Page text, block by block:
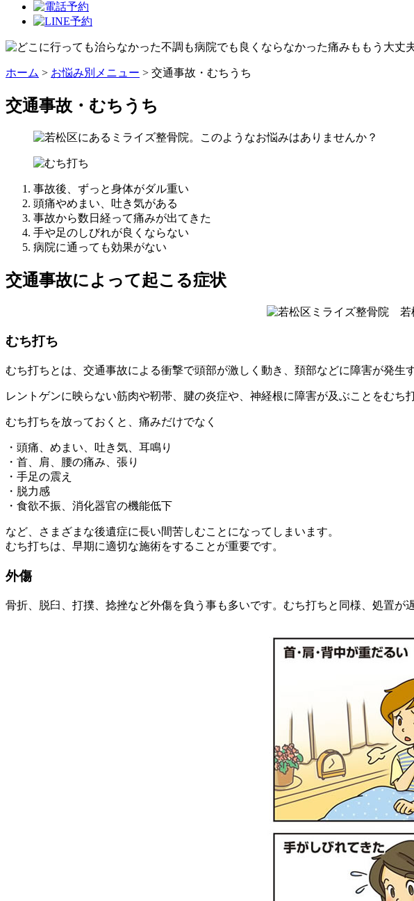
ホーム > お悩み別メニュー > 交通事故・むちうち
交通事故・むちうち
事故後、ずっと身体がダル重い
頭痛やめまい、吐き気がある
事故から数日経って痛みが出てきた
手や足のしびれが良くならない
病院に通っても効果がない
交通事故によって起こる症状
むち打ち
むち打ちとは、交通事故による衝撃で頭部が激しく動き、頚部などに障害が発生
レントゲンに映らない筋肉や靭帯、腱の炎症や、神経根に障害が及ぶことをむち
むち打ちを放っておくと、痛みだけでなく
・頭痛、めまい、吐き気、耳鳴り
・首、肩、腰の痛み、張り
・手足の震え
・脱力感
・食欲不振、消化器官の機能低下
など、さまざまな後遺症に長い間苦しむことになってしまいます。
むち打ちは、早期に適切な施術をすることが重要です。
外傷
骨折、脱臼、打撲、捻挫など外傷を負う事も多いです。むち打ちと同様、処置